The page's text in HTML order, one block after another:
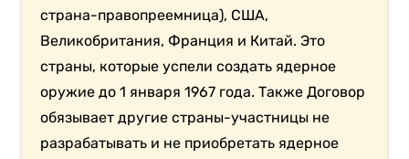
страна-правопреемница), США,
Великобритания, Франция и Китай. Это
страны, которые успели создать ядерное
оружие до 1 января 1967 года. Также Договор
обязывает другие страны-участницы не
разрабатывать и не приобретать ядерное